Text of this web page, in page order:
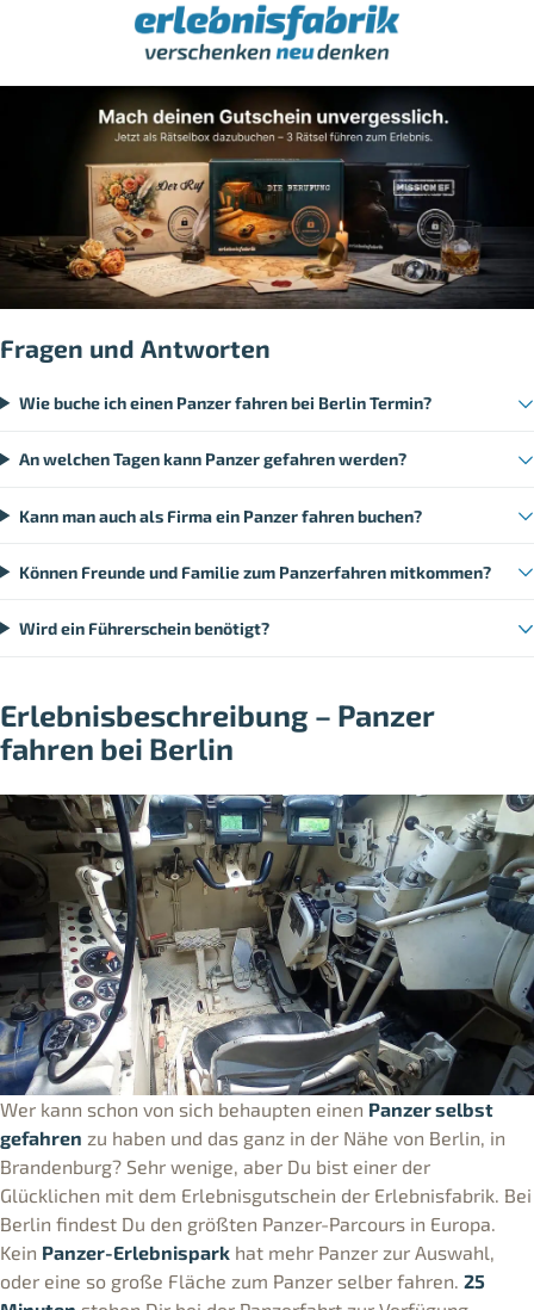
Fragen und Antworten
Wie buche ich einen Panzer fahren bei Berlin Termin?
An welchen Tagen kann Panzer gefahren werden?
Kann man auch als Firma ein Panzer fahren buchen?
Können Freunde und Familie zum Panzerfahren mitkommen?
Wird ein Führerschein benötigt?
Erlebnisbeschreibung – Panzer
fahren bei Berlin
Wer kann schon von sich behaupten einen Panzer selbst
gefahren zu haben und das ganz in der Nähe von Berlin, in
Brandenburg? Sehr wenige, aber Du bist einer der
Glücklichen mit dem Erlebnisgutschein der Erlebnisfabrik. Bei
Berlin findest Du den größten Panzer-Parcours in Europa.
Kein Panzer-Erlebnispark hat mehr Panzer zur Auswahl,
oder eine so große Fläche zum Panzer selber fahren. 25